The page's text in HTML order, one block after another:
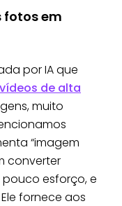
fotos em
por IA que
de alta
muito
“imagem
converter
esforço, e
fornece aos